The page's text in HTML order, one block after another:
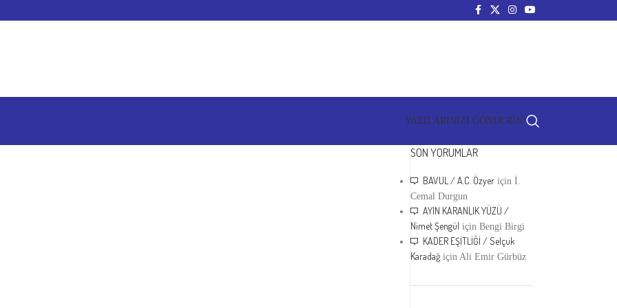
YAZILARINIZI GÖNDERİN!
SON YORUMLAR
BAVUL / A.C. Özyer içinİ.
Cemal Durgun
AYIN KARANLIK YÜZÜ /
Nimet Şengül içinBengi Birgi
KADER EŞİTLİĞİ / Selçuk
Karadağ içinAli Emir Gürbüz